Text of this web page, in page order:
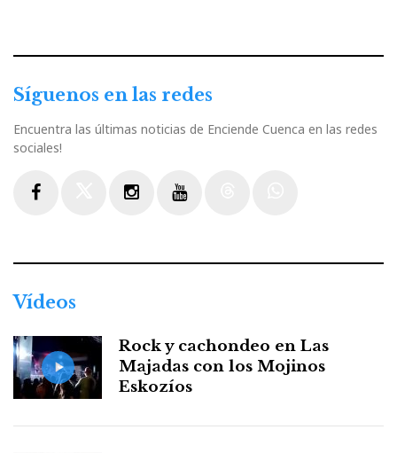
Síguenos en las redes
Encuentra las últimas noticias de Enciende Cuenca en las redes
sociales!
Vídeos
Rock y cachondeo en Las
Majadas con los Mojinos
Eskozíos